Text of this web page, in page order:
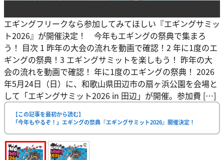
エギングフリークなら参加してみてほしい『エギングサミッ
ト2026』が開催決定！ 今年もエギングの祭典で集まろ
う！ 目次 1 昨年の大会の流れを動画で確認！2 年に1度のエ
ギングの祭典！3 エギングサミットを楽しもう！ 昨年の大
会の流れを動画で確認！ 年に1度のエギングの祭典！ 2026
年5月24日（日）に、和歌山県田辺市の扇ヶ浜公園を会場と
して「エギングサミット2026 in 田辺」が開催。参加費 […]
【この記事を最初から読む】
「今年もやるぞ！」エギングの祭典『エギングサミット2026』開催決定！